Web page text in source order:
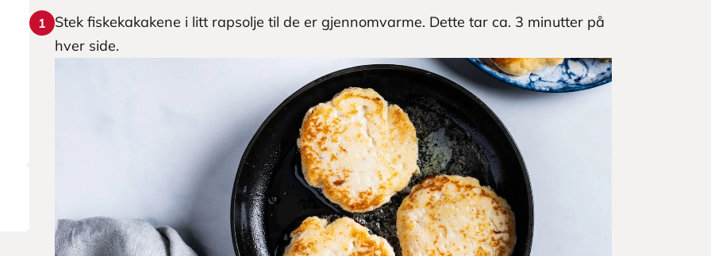
1
Stek fiskekakakene i litt rapsolje til de er gjennomvarme. Dette tar ca. 3 minutter på
hver side.